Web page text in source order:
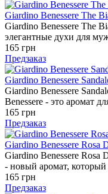
Giardino Benessere The
Giardino Benessere The
элегантные духи для
165 грн
Предзаказ
Giardino Benessere
Giardino Benessere
Benessere - это аромат
165 грн
Предзаказ
Giardino Benessere Rosa
Giardino Benessere Rosa
- новый аромат, который
165 грн
Предзаказ